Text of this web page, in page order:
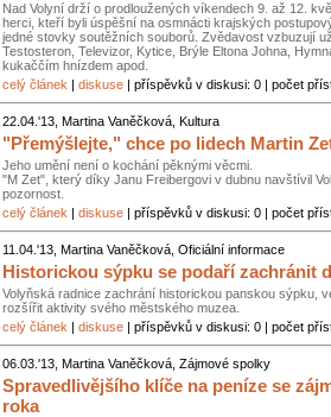
Nad Volyní drží o prodloužených víkendech 9. až 12.
herci, kteří byli úspěšní na osmnácti krajských
jedné stovky soutěžních souborů. Zvědavost vzbuzují
Testosteron, Televizor, Kytice, Brýle Eltona Johna,
kukaččím hnízdem apod.
celý článek | diskuse | příspěvků v diskusi: 0 | počet
22.04.'13, Martina Vaněčková, Kultura
"Přemýšlejte," chce po lidech Martin
Jeho umění není o kochání pěknými věcmi.
"M Zet", který díky Janu Freibergovi v dubnu navštívil
pozornost.
celý článek | diskuse | příspěvků v diskusi: 0 | počet
11.04.'13, Martina Vaněčková, Oficiální informace
Historickou sýpku se podaří zachránit
Volyňská radnice zachrání historickou panskou sýpku,
rozšířit aktivity svého městského muzea.
celý článek | diskuse | příspěvků v diskusi: 0 | počet
06.03.'13, Martina Vaněčková, Zájmové spolky
Spravedlivějšího klíče na peníze se
roka